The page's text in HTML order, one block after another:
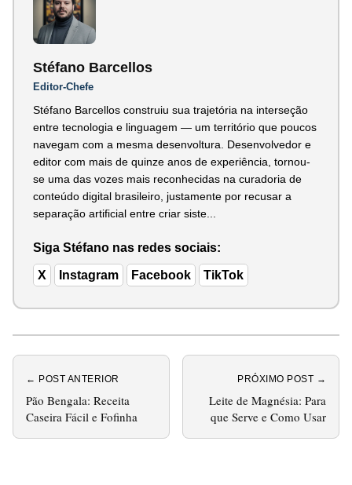
Stéfano Barcellos
Editor-Chefe
Stéfano Barcellos construiu sua trajetória na interseção
entre tecnologia e linguagem — um território que poucos
navegam com a mesma desenvoltura. Desenvolvedor e
editor com mais de quinze anos de experiência, tornou-
se uma das vozes mais reconhecidas na curadoria de
conteúdo digital brasileiro, justamente por recusar a
separação artificial entre criar siste...
Siga Stéfano nas redes sociais:
X Instagram Facebook TikTok
← POST ANTERIOR
Pão Bengala: Receita
Caseira Fácil e Fofinha
PRÓXIMO POST →
Leite de Magnésia: Para
que Serve e Como Usar